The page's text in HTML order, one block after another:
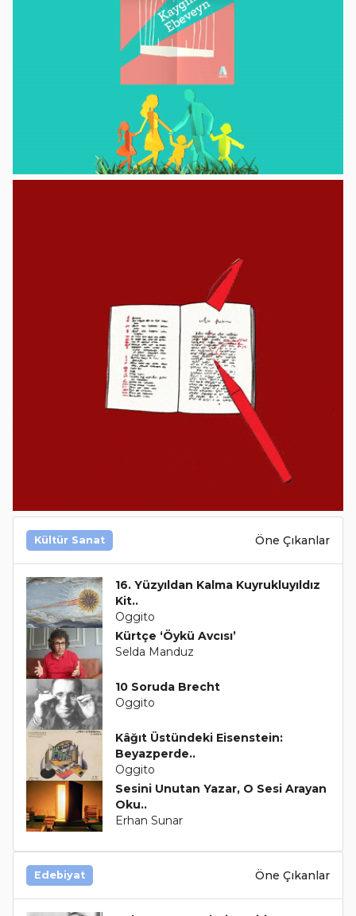
Kültür Sanat Öne Çıkanlar
16. Yüzyıldan Kalma Kuyrukluyıldız
Kit..
Oggito
Kürtçe ‘Öykü Avcısı’
Selda Manduz
10 Soruda Brecht
Oggito
Kâğıt Üstündeki Eisenstein:
Beyazperde..
Oggito
Sesini Unutan Yazar, O Sesi Arayan
Oku..
Erhan Sunar
Edebiyat Öne Çıkanlar